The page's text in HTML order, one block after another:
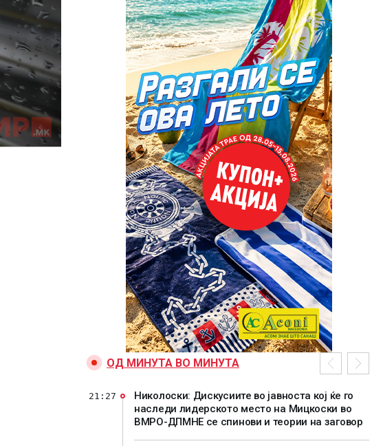
ОД МИНУТА ВО МИНУТА
Николоски: Дискусиите во јавноста кој ќе го
наследи лидерското место на Мицкоски во
ВМРО-ДПМНЕ се спинови и теории на заговор
21:27